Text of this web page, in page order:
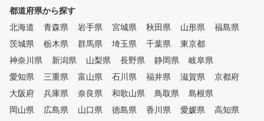
都道府県から探す
北海道
青森県 岩手県 宮城県 秋田県 山形県
福島県
茨城県
栃木県 群馬県 埼玉県 千葉県
東京都
神奈川県
新潟県 山梨県 長野県 静岡県
岐阜県
愛知県
三重県 富山県 石川県 福井県 滋賀県
京都府
大阪府
兵庫県 奈良県 和歌山県 鳥取県
島根県
岡山県
広島県 山口県 徳島県 香川県 愛媛県
高知県